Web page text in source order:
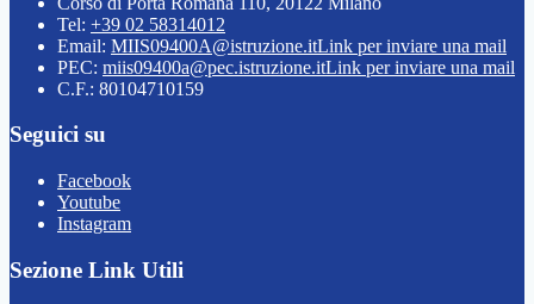
Tel: +39 02 58314012
Email: MIIS09400A@istruzione.itLink per inviare una mail
PEC: miis09400a@pec.istruzione.itLink per inviare una mail
C.F.: 80104710159
Seguici su
Facebook
Youtube
Instagram
Sezione Link Utili